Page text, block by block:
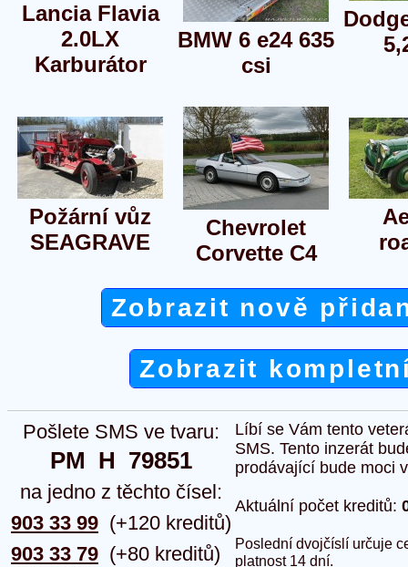
Lancia Flavia
2.0LX
Karburátor
BMW 6 e24 635
csi
Požární vůz
SEAGRAVE
Chevrolet
Corvette C4
Zobrazit nově
Zobrazit
Pošlete SMS ve tvaru:
PM  H  79851
na jedno z těchto čísel:
903 33 99
903 33 79
(+120 kreditů)
(+80 kreditů)
Líbí se Vám tento
SMS. Tento inzerát
prodávající bude moci
Aktuální počet kreditů:
Poslední dvojčíslí určuje
platnost 14 dní.